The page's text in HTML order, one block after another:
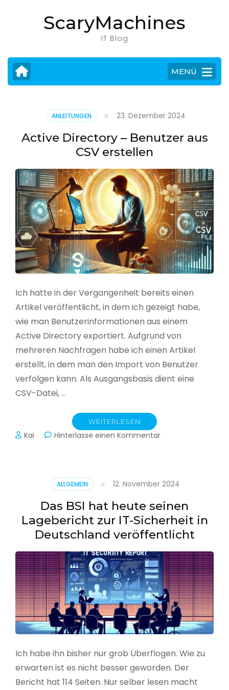
drücken)
ScaryMachines
IT Blog
MENÜ
ANLEITUNGEN 23. Dezember 2024
Active Directory – Benutzer aus
CSV erstellen
Ich hatte in der Vergangenheit bereits einen
Artikel veröffentlicht, in dem ich gezeigt habe,
wie man Benutzerinformationen aus einem
Active Directory exportiert. Aufgrund von
mehreren Nachfragen habe ich einen Artikel
erstellt, in dem man den Import von Benutzer
verfolgen kann. Als Ausgangsbasis dient eine
CSV-Datei, …
WEITERLESEN
Kai Hinterlasse einen Kommentarzu
aus
CSV
erstellen
ALLGEMEIN 12. November 2024
Das BSI hat heute seinen
Lagebericht zur IT-Sicherheit in
Deutschland veröffentlicht
Ich habe ihn bisher nur grob Überflogen. Wie zu
erwarten ist es nicht besser geworden. Der
Bericht hat 114 Seiten. Nur selber lesen macht